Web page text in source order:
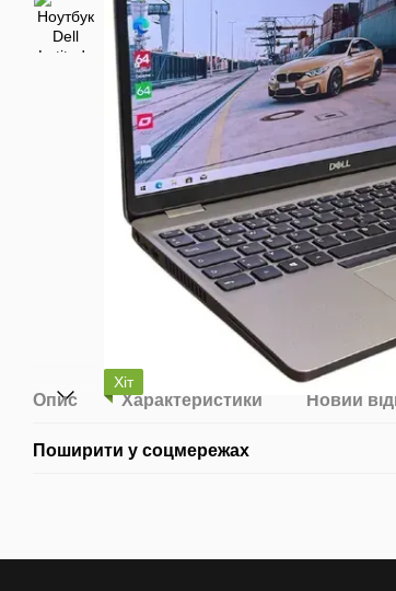
Хіт
Опис Характеристики Новий
Поширити у соцмережах